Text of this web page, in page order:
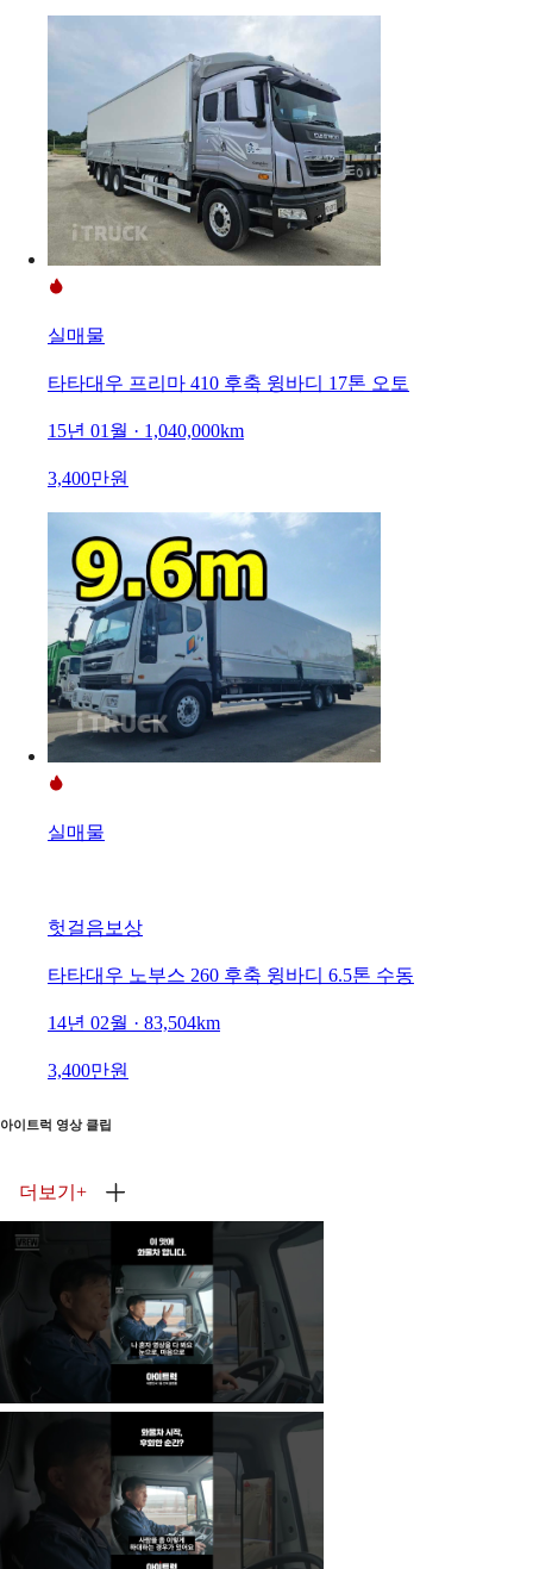
실매물
타타대우 프리마 410 후축 윙바디 17톤 오토
15년 01월 · 1,040,000km
3,400만원
실매물
헛걸음보상
타타대우 노부스 260 후축 윙바디 6.5톤 수동
14년 02월 · 83,504km
3,400만원
아이트럭 영상 클립
더보기 +